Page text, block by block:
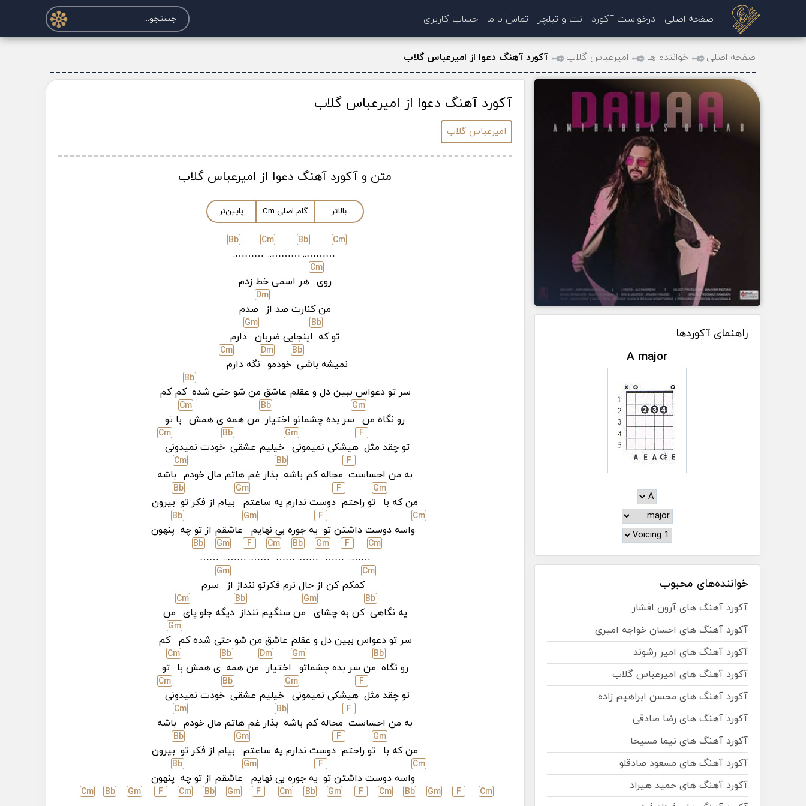
صفحه اصلی درخواست آکورد نت و تبلچر تماس با ما حساب کاربری
صفحه اصلی خواننده ها امیرعباس گلاب آکورد آهنگ دعوا از امیرعباس گلاب
راهنمای آکوردها
A major
خواننده‌های محبوب
آکورد آهنگ های آرون افشار
آکورد آهنگ های احسان خواجه امیری
آکورد آهنگ های امیر رشوند
آکورد آهنگ های امیرعباس گلاب
آکورد آهنگ های محسن ابراهیم زاده
آکورد آهنگ های رضا صادقی
آکورد آهنگ های نیما مسیحا
آکورد آهنگ های مسعود صادقلو
آکورد آهنگ های حمید هیراد
آکورد آهنگ دعوا از امیرعباس گلاب
امیرعباس گلاب
متن و آکورد آهنگ دعوا از امیرعباس گلاب
بالاتر گام اصلی Cm پایین‌تر
Cm
………..
Bb
………..
Cm
……….
Bb
روی
Cm
هر اسمی خط زدم
من کنارت صد از
Dm
صدم
تو که
Bb
اینجایی ضربان
Gm
دارم
نمیشه باشی
Bb
خودمو
Dm
نگه دارم
Cm
سر تو دعواس ببین دل و عقلم عاشق من شو حتی شده
Bb
کم کم
رو نگاه من
Gm
سر بده چشماتو اختیار
Bb
من همه ی همش
Cm
با تو
تو چقد مثل
F
هیشکی نمیمونی
Gm
خیلیم عشقی
Bb
خودت نمیدونی
Cm
به من احساست
F
محاله کم باشه
Bb
بذار غم هاتم مال خودم
Cm
باشه
من که با
Gm
تو راحتم
F
دوست ندارم یه ساعتم
Gm
بیام از فکر تو
Bb
بیرون
Cm
واسه دوست داشتن تو
F
یه جوره بی نهایم
Gm
عاشقم از تو چه
Bb
پنهون
Cm
…….
F
…….
Gm
…….
Bb
…….
Cm
…….
F
……..
Gm
…….
Bb
Cm
کمکم کن از حال نرم فکرتو ننداز از
Gm
سرم
یه نگاهی
Bb
کن به چشای
Gm
من سنگیم ننداز
Bb
دیگه جلو پای
Cm
من
سر تو دعواس ببین دل و عقلم عاشق من شو حتی شده کم
Gm
کم
رو نگاه
Bb
من سر بده چشماتو
Gm
اختیار
Dm
من همه
Bb
ی همش با
Cm
تو
تو چقد مثل
F
هیشکی نمیمونی
Gm
خیلیم عشقی
Bb
خودت نمیدونی
Cm
به من احساست
F
محاله کم باشه
Bb
بذار غم هاتم مال خودم
Cm
باشه
من که با
Gm
تو راحتم
F
دوست ندارم یه ساعتم
Gm
بیام از فکر تو
Bb
بیرون
Cm
واسه دوست داشتن تو
F
یه جوره بی نهایم
Gm
عاشقم از تو چه
Bb
پنهون
Cm
F
Gm
Bb
Cm
F
Gm
Bb
Cm
F
Gm
Bb
Cm
F
Gm
Bb
Cm